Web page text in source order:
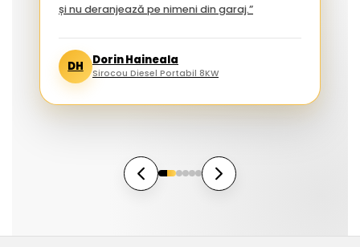
și nu deranjează pe nimeni din garaj.”
DH Dorin Haineala
Sirocou Diesel Portabil 8KW